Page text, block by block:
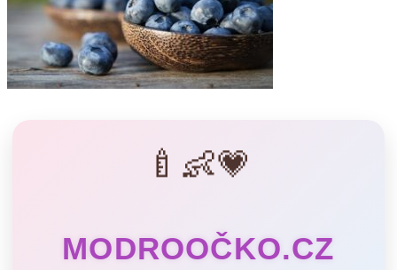
🍼👶💗
MODROOČKO.CZ